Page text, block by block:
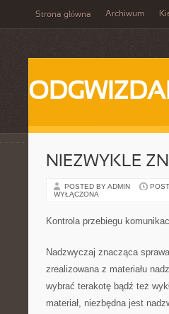
Strona główna Archiwum
NIEZWYKLE
POSTED BY ADMIN
WYŁĄCZONA
Kontrola przebiegu
Nadzwyczaj znacząca
zrealizowana z materiału
wybrać terakotę bądź też
materiał, niezbędna jest